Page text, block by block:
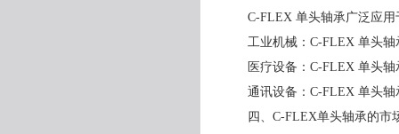
C-FLEX 单头轴承广泛应用
工业机械：C-FLEX 单头轴
医疗设备：C-FLEX 单头轴
通讯设备：C-FLEX 单头轴
四、C-FLEX单头轴承的市